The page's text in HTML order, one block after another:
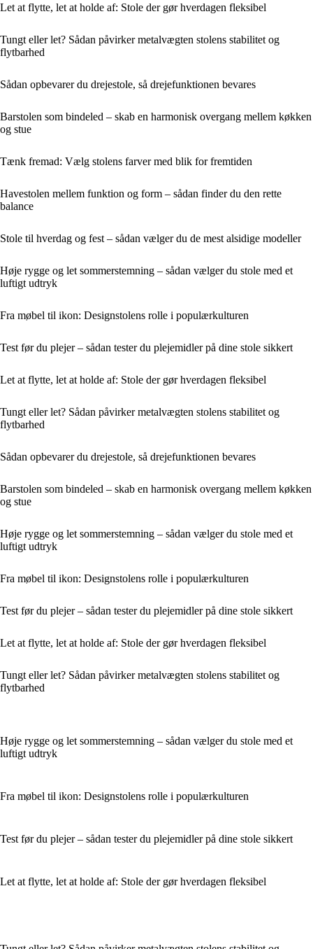
Let at flytte, let at holde af: Stole der gør hverdagen fleksibel
Tungt eller let? Sådan påvirker metalvægten stolens stabilitet og
flytbarhed
Sådan opbevarer du drejestole, så drejefunktionen bevares
Barstolen som bindeled – skab en harmonisk overgang mellem køkken
og stue
Tænk fremad: Vælg stolens farver med blik for fremtiden
Havestolen mellem funktion og form – sådan finder du den rette
balance
Stole til hverdag og fest – sådan vælger du de mest alsidige modeller
Høje rygge og let sommerstemning – sådan vælger du stole med et
luftigt udtryk
Fra møbel til ikon: Designstolens rolle i populærkulturen
Test før du plejer – sådan tester du plejemidler på dine stole sikkert
Let at flytte, let at holde af: Stole der gør hverdagen fleksibel
Tungt eller let? Sådan påvirker metalvægten stolens stabilitet og
flytbarhed
Sådan opbevarer du drejestole, så drejefunktionen bevares
Barstolen som bindeled – skab en harmonisk overgang mellem køkken
og stue
Høje rygge og let sommerstemning – sådan vælger du stole med et
luftigt udtryk
Fra møbel til ikon: Designstolens rolle i populærkulturen
Test før du plejer – sådan tester du plejemidler på dine stole sikkert
Let at flytte, let at holde af: Stole der gør hverdagen fleksibel
Tungt eller let? Sådan påvirker metalvægten stolens stabilitet og
flytbarhed
Høje rygge og let sommerstemning – sådan vælger du stole med et
luftigt udtryk
Fra møbel til ikon: Designstolens rolle i populærkulturen
Test før du plejer – sådan tester du plejemidler på dine stole sikkert
Let at flytte, let at holde af: Stole der gør hverdagen fleksibel